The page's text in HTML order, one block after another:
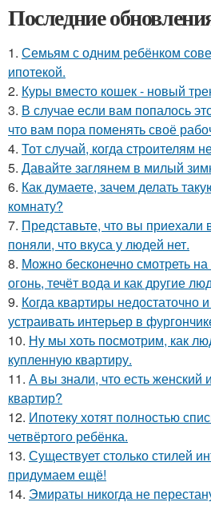
Последние
1. Семьям с одним ребёнком
ипотекой.
2. Куры вместо кошек - новый
3. В случае если вам попалось
что вам пора поменять своё
4. Тот случай, когда строителям
5. Давайте заглянем в милый
6. Как думаете, зачем делать
комнату?
7. Представьте, что вы приехали
поняли, что вкуса у людей нет.
8. Можно бесконечно смотреть
огонь, течёт вода и как другие
9. Когда квартиры недостаточно
устраивать интерьер в
10. Ну мы хоть посмотрим, как
купленную квартиру.
11. А вы знали, что есть женский
квартир?
12. Ипотеку хотят полностью
четвёртого ребёнка.
13. Существует столько стилей
придумаем ещё!
14. Эмираты никогда не